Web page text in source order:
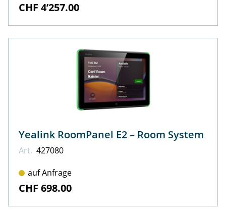
CHF 4’257.00
Yealink RoomPanel E2 – Room System
Art. 427080
auf Anfrage
CHF 698.00